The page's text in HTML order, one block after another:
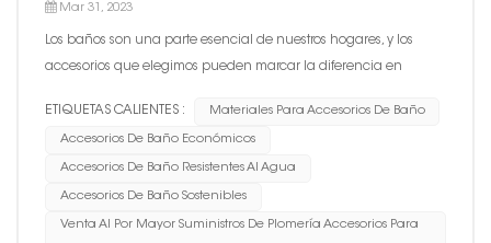
Mar 31, 2023
Los baños son una parte esencial de nuestros hogares, y los
accesorios que elegimos pueden marcar la diferencia en
En este blog, exploraremos algunos de los materiales má...
ETIQUETAS CALIENTES : Materiales Para Accesorios De Baño
Accesorios De Baño Económicos
Accesorios De Baño Resistentes Al Agua
Accesorios De Baño Sostenibles
Venta Al Por Mayor Suministros De Plomería Accesorios Para